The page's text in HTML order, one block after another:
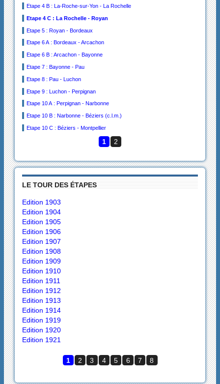
Etape 4 B : La-Roche-sur-Yon - La Rochelle
Etape 4 C : La Rochelle - Royan
Etape 5 : Royan - Bordeaux
Etape 6 A : Bordeaux - Arcachon
Etape 6 B : Arcachon - Bayonne
Etape 7 : Bayonne - Pau
Etape 8 : Pau - Luchon
Etape 9 : Luchon - Perpignan
Etape 10 A : Perpignan - Narbonne
Etape 10 B : Narbonne - Béziers (c.l.m.)
Etape 10 C : Béziers - Montpellier
1 2
LE TOUR DES ÉTAPES
Edition 1903
Edition 1904
Edition 1905
Edition 1906
Edition 1907
Edition 1908
Edition 1909
Edition 1910
Edition 1911
Edition 1912
Edition 1913
Edition 1914
Edition 1919
Edition 1920
Edition 1921
1 2 3 4 5 6 7 8